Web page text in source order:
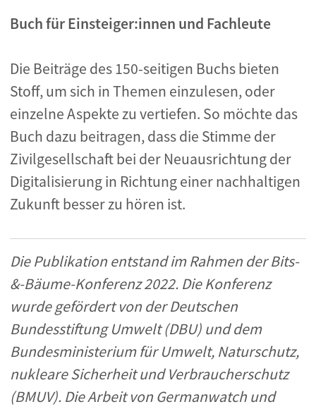
Buch für Einsteiger:innen und Fachleute
Die Beiträge des 150-seitigen Buchs bieten
Stoff, um sich in Themen einzulesen, oder
einzelne Aspekte zu vertiefen. So möchte das
Buch dazu beitragen, dass die Stimme der
Zivilgesellschaft bei der Neuausrichtung der
Digitalisierung in Richtung einer nachhaltigen
Zukunft besser zu hören ist.
Die Publikation entstand im Rahmen der Bits-
&-Bäume-Konferenz 2022. Die Konferenz
wurde gefördert von der Deutschen
Bundesstiftung Umwelt (DBU) und dem
Bundesministerium für Umwelt, Naturschutz,
nukleare Sicherheit und Verbraucherschutz
(BMUV). Die Arbeit von Germanwatch und